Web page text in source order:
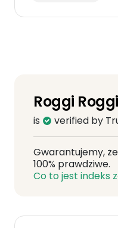
Roggi Roggi
is verified by
Gwarantujemy,
100% prawdziwe.
Co to jest indeks